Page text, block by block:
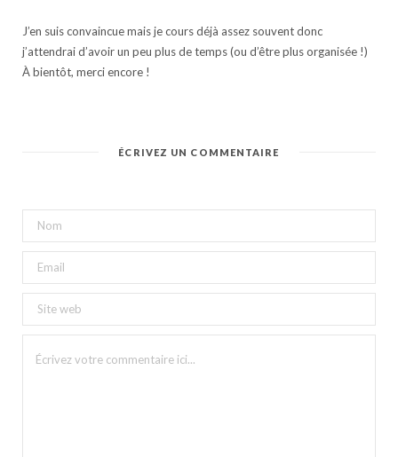
J’en suis convaincue mais je cours déjà assez souvent donc
j’attendrai d’avoir un peu plus de temps (ou d’être plus organisée !)
À bientôt, merci encore !
ÉCRIVEZ UN COMMENTAIRE